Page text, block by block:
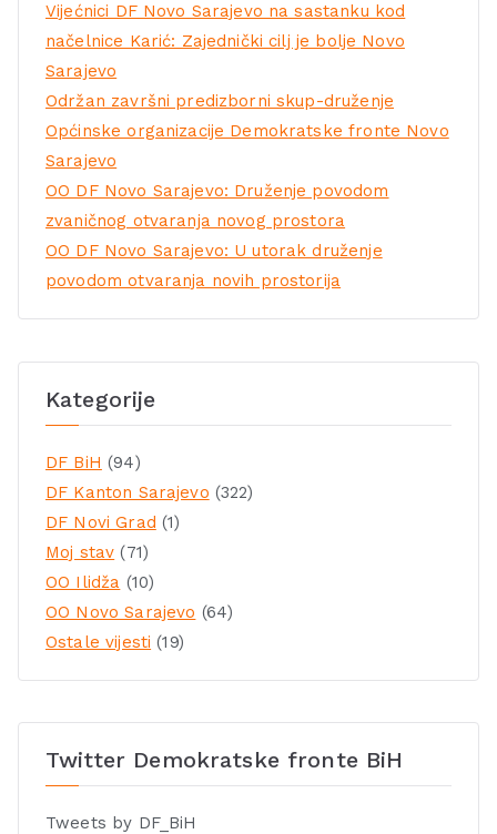
Vijećnici DF Novo Sarajevo na sastanku kod
načelnice Karić: Zajednički cilj je bolje Novo
Sarajevo
Održan završni predizborni skup-druženje
Općinske organizacije Demokratske fronte Novo
Sarajevo
OO DF Novo Sarajevo: Druženje povodom
zvaničnog otvaranja novog prostora
OO DF Novo Sarajevo: U utorak druženje
povodom otvaranja novih prostorija
Kategorije
DF BiH (94)
DF Kanton Sarajevo (322)
DF Novi Grad (1)
Moj stav (71)
OO Ilidža (10)
OO Novo Sarajevo (64)
Ostale vijesti (19)
Twitter Demokratske fronte BiH
Tweets by DF_BiH